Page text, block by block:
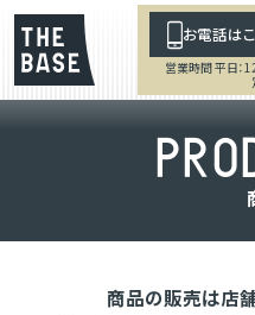
お電話は
営業時間 平日：
PRO
商品の販売は店